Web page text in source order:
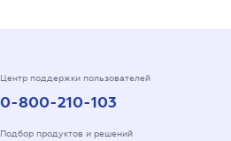
Центр поддержки пользователей
0-800-210-103
Подбор продуктов и решений